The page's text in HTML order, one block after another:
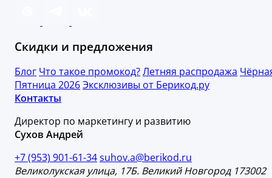
Скидки и предложения
Блог Что такое промокод?Летняя распродажа
Пятница 2026Эксклюзивы от Берикод.ру
Контакты
Директор по маркетингу и развитию
Сухов Андрей
+7 (953) 901-61-34suhov.a@berikod.ru
Великолукская улица, 17Б. Великий Новгород 173002